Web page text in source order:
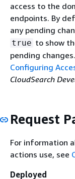
access to the
endpoints. By
any pending
true to show
pending
Configuring
CloudSearch
Request
For information
actions use, see
Deployed